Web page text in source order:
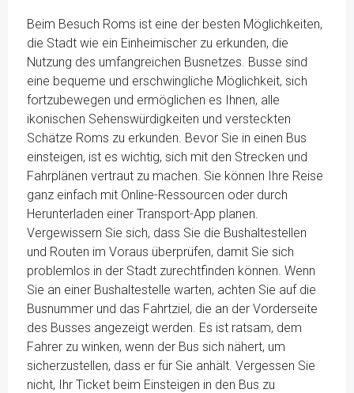
Beim Besuch Roms ist eine der besten Möglichkeiten,
die Stadt wie ein Einheimischer zu erkunden, die
Nutzung des umfangreichen Busnetzes. Busse sind
eine bequeme und erschwingliche Möglichkeit, sich
fortzubewegen und ermöglichen es Ihnen, alle
ikonischen Sehenswürdigkeiten und versteckten
Schätze Roms zu erkunden. Bevor Sie in einen Bus
einsteigen, ist es wichtig, sich mit den Strecken und
Fahrplänen vertraut zu machen. Sie können Ihre Reise
ganz einfach mit Online-Ressourcen oder durch
Herunterladen einer Transport-App planen.
Vergewissern Sie sich, dass Sie die Bushaltestellen
und Routen im Voraus überprüfen, damit Sie sich
problemlos in der Stadt zurechtfinden können. Wenn
Sie an einer Bushaltestelle warten, achten Sie auf die
Busnummer und das Fahrtziel, die an der Vorderseite
des Busses angezeigt werden. Es ist ratsam, dem
Fahrer zu winken, wenn der Bus sich nähert, um
sicherzustellen, dass er für Sie anhält. Vergessen Sie
nicht, Ihr Ticket beim Einsteigen in den Bus zu